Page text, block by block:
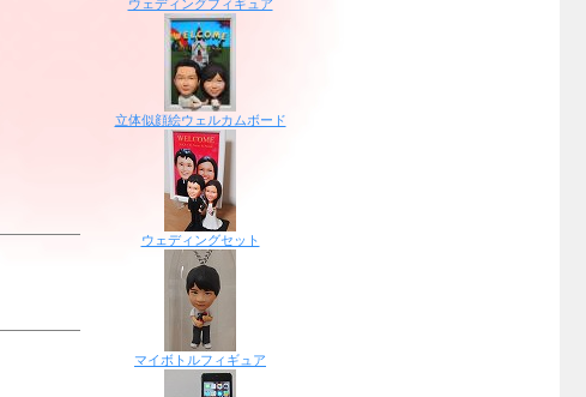
ウェディングフィギュア
立体似顔絵ウェルカムボード
ウェディングセット
マイボトルフィギュア